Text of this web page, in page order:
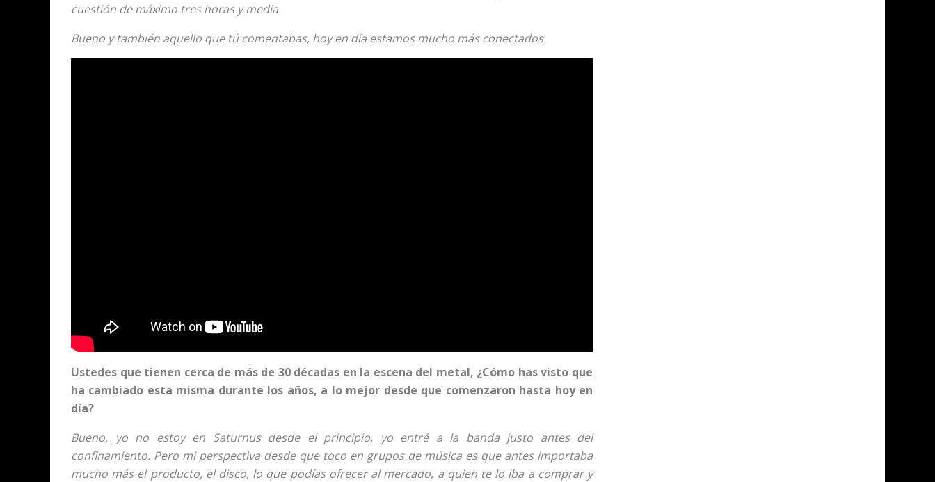
cuestión de máximo tres horas y media.
Bueno y también aquello que tú comentabas, hoy en día estamos mucho más conectados.
Ustedes que tienen cerca de más de 30 décadas en la escena del metal, ¿Cómo has visto que
ha cambiado esta misma durante los años, a lo mejor desde que comenzaron hasta hoy en
día?
Bueno, yo no estoy en Saturnus desde el principio, yo entré a la banda justo antes del
confinamiento. Pero mi perspectiva desde que toco en grupos de música es que antes importaba
mucho más el producto, el disco, lo que podías ofrecer al mercado, a quien te lo iba a comprar y